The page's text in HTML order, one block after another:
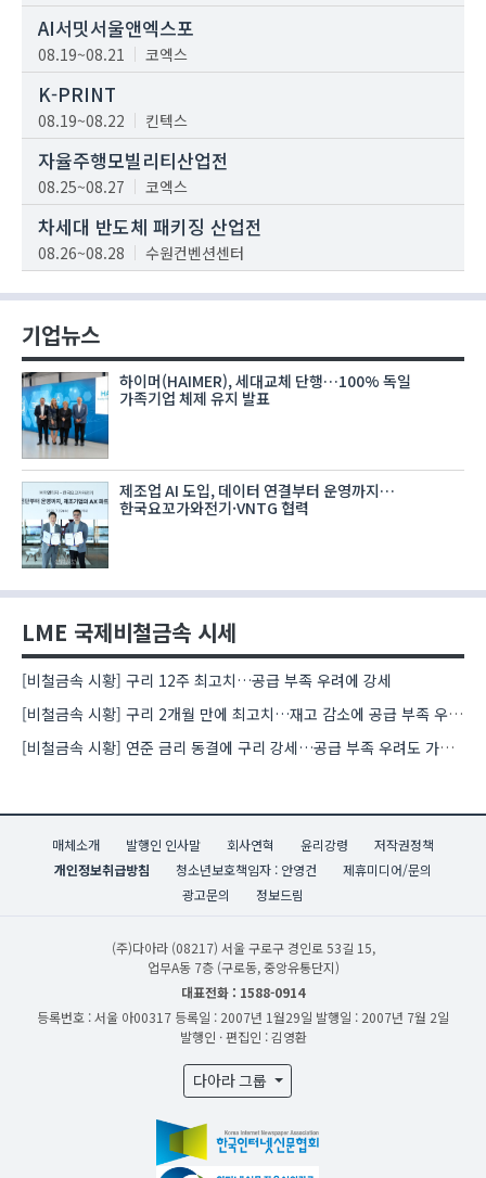
AI서밋서울앤엑스포
08.19~08.21 코엑스
K-PRINT
08.19~08.22 킨텍스
자율주행모빌리티산업전
08.25~08.27 코엑스
차세대 반도체 패키징 산업전
08.26~08.28 수원컨벤션센터
기업뉴스
하이머(HAIMER), 세대교체 단행…100% 독일
가족기업 체제 유지 발표
제조업 AI 도입, 데이터 연결부터 운영까지…
한국요꼬가와전기·VNTG 협력
LME 국제비철금속 시세
[비철금속 시황] 구리 12주 최고치…공급 부족 우려에 강세
[비철금속 시황] 구리 2개월 만에 최고치…재고 감소에 공급 부족 우려 확대
[비철금속 시황] 연준 금리 동결에 구리 강세…공급 부족 우려도 가격 지지
매체소개 발행인 인사말 회사연혁 윤리강령
저작권정책
개인정보취급방침
청소년보호책임자 : 안영건
제휴미디어/문의
광고문의
정보드림
(주)다아라 (08217) 서울 구로구 경인로 53길 15,
업무A동 7층 (구로동, 중앙유통단지)
대표전화 : 1588-0914
등록번호 : 서울 아00317 등록일 : 2007년 1월29일 발행일 : 2007년 7월 2일
발행인 · 편집인 : 김영환
다아라 그룹